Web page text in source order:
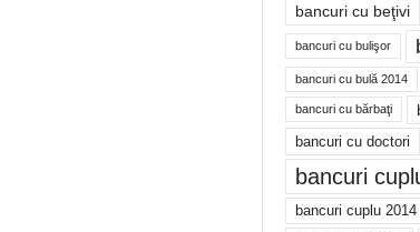
bancuri cu beţivi
bancuri cu bulişor
bancuri cu bulă 2014
bancuri cu bărbaţi
bancuri cu doctori
bancuri
bancuri cuplu 2014